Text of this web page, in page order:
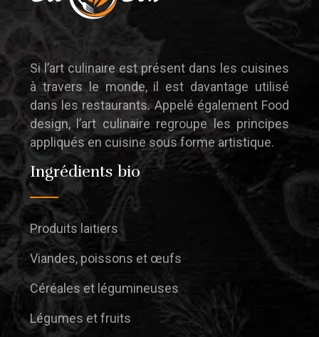
Si l’art culinaire est présent dans les cuisines
à travers le monde, il est davantage utilisé
dans les restaurants. Appelé également Food
design, l’art culinaire regroupe les principes
appliqués en cuisine sous forme artistique.
Ingrédients bio
Produits laitiers
Viandes, poissons et œufs
Céréales et légumineuses
Légumes et fruits